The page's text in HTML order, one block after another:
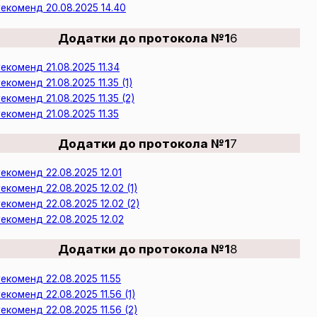
20.08.2025 14.40
Додатки до протокола №16
21.08.2025 11.34
21.08.2025 11.35 (1)
21.08.2025 11.35 (2)
21.08.2025 11.35
Додатки до протокола №17
22.08.2025 12.01
22.08.2025 12.02 (1)
22.08.2025 12.02 (2)
22.08.2025 12.02
Додатки до протокола №18
22.08.2025 11.55
22.08.2025 11.56 (1)
22.08.2025 11.56 (2)